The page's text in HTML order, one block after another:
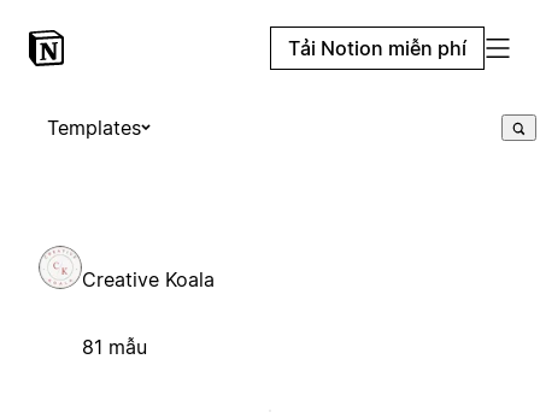
Tải Notion miễn phí
Templates
Creative Koala
81 mẫu